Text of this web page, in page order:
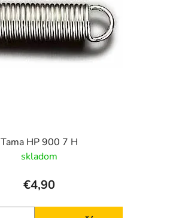
Tama HP 900 7 H
skladom
€4,90